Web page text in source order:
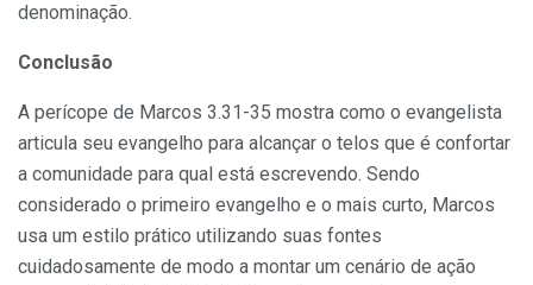
denominação.
Conclusão
A perícope de Marcos 3.31-35 mostra como o evangelista
articula seu evangelho para alcançar o telos que é confortar
a comunidade para qual está escrevendo. Sendo
considerado o primeiro evangelho e o mais curto, Marcos
usa um estilo prático utilizando suas fontes
cuidadosamente de modo a montar um cenário de ação